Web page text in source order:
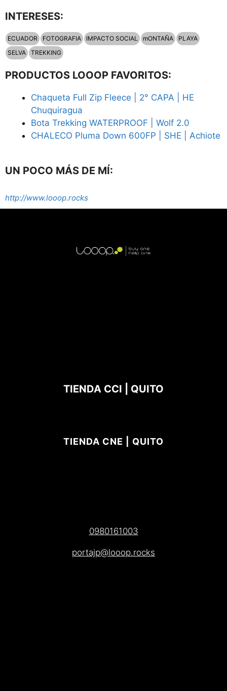
INTERESES:
ECUADOR FOTOGRAFIA IMPACTO SOCIAL mONTAÑA
PLAYA
SELVA
TREKKING
PRODUCTOS LOOOP FAVORITOS:
Chaqueta Full Zip Fleece | 2° CAPA | HE
Chuquiragua
Bota Trekking WATERPROOF | Wolf 2.0
CHALECO Pluma Down 600FP | SHE | Achiote
UN POCO MÁS DE MÍ:
http://www.looop.rocks
TIENDA CCI | QUITO
TIENDA CNE | QUITO
0980161003
portajp@looop.rocks